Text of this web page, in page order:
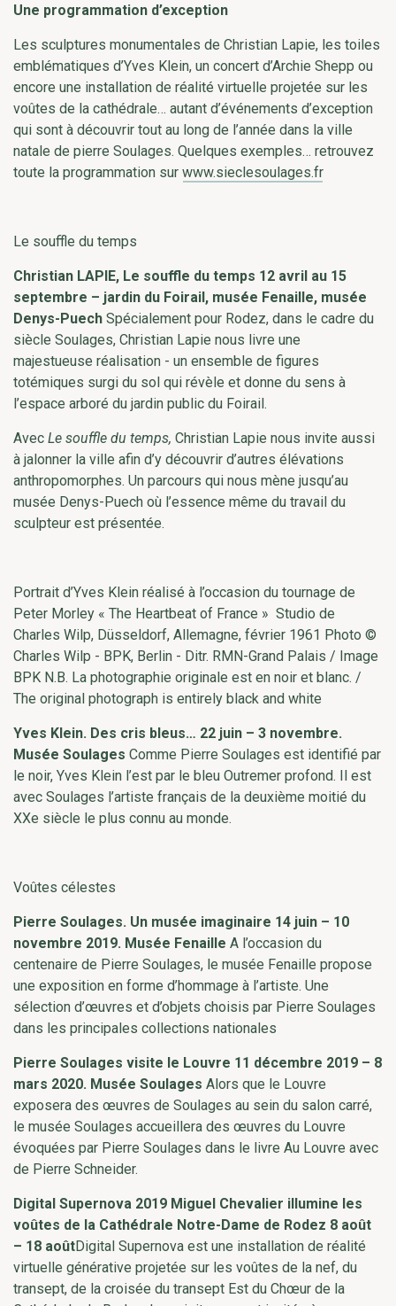
Une programmation d’exception
Les sculptures monumentales de Christian Lapie, les toiles
emblématiques d’Yves Klein, un concert d’Archie Shepp ou
encore une installation de réalité virtuelle projetée sur les
voûtes de la cathédrale… autant d’événements d’exception
qui sont à découvrir tout au long de l’année dans la ville
natale de pierre Soulages. Quelques exemples… retrouvez
toute la programmation sur www.sieclesoulages.fr
Le souffle du temps
Christian LAPIE, Le souffle du temps 12 avril au 15
septembre – jardin du Foirail, musée Fenaille, musée
Denys-Puech Spécialement pour Rodez, dans le cadre du
siècle Soulages, Christian Lapie nous livre une
majestueuse réalisation - un ensemble de figures
totémiques surgi du sol qui révèle et donne du sens à
l’espace arboré du jardin public du Foirail.
Avec Le souffle du temps, Christian Lapie nous invite aussi
à jalonner la ville afin d’y découvrir d’autres élévations
anthropomorphes. Un parcours qui nous mène jusqu’au
musée Denys-Puech où l’essence même du travail du
sculpteur est présentée.
Portrait d’Yves Klein réalisé à l’occasion du tournage de
Peter Morley « The Heartbeat of France » Studio de
Charles Wilp, Düsseldorf, Allemagne, février 1961 Photo ©
Charles Wilp - BPK, Berlin - Ditr. RMN-Grand Palais / Image
BPK N.B. La photographie originale est en noir et blanc. /
The original photograph is entirely black and white
Yves Klein. Des cris bleus… 22 juin – 3 novembre.
Musée Soulages Comme Pierre Soulages est identifié par
le noir, Yves Klein l’est par le bleu Outremer profond. Il est
avec Soulages l’artiste français de la deuxième moitié du
XXe siècle le plus connu au monde.
Voûtes célestes
Pierre Soulages. Un musée imaginaire 14 juin – 10
novembre 2019. Musée Fenaille A l’occasion du
centenaire de Pierre Soulages, le musée Fenaille propose
une exposition en forme d’hommage à l’artiste. Une
sélection d’œuvres et d’objets choisis par Pierre Soulages
dans les principales collections nationales
Pierre Soulages visite le Louvre 11 décembre 2019 – 8
mars 2020. Musée Soulages Alors que le Louvre
exposera des œuvres de Soulages au sein du salon carré,
le musée Soulages accueillera des œuvres du Louvre
évoquées par Pierre Soulages dans le livre Au Louvre avec
de Pierre Schneider.
Digital Supernova 2019 Miguel Chevalier illumine les
voûtes de la Cathédrale Notre-Dame de Rodez 8 août
– 18 aoûtDigital Supernova est une installation de réalité
virtuelle générative projetée sur les voûtes de la nef, du
transept, de la croisée du transept Est du Chœur de la